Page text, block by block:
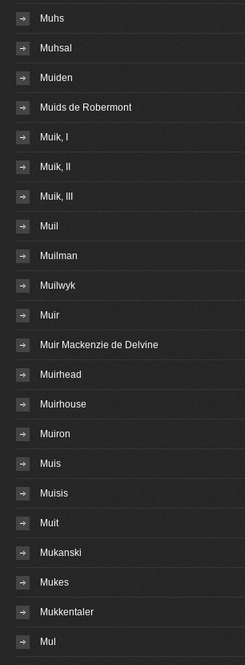
Muhs
Muhsal
Muiden
Muids de Robermont
Muik, I
Muik, II
Muik, III
Muil
Muilman
Muilwyk
Muir
Muir Mackenzie de Delvine
Muirhead
Muirhouse
Muiron
Muis
Muisis
Muit
Mukanski
Mukes
Mukkentaler
Mul